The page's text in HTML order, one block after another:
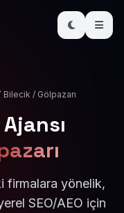
Bilecik / Gölpazarı
firmalara yönelik,
SEO/AEO için